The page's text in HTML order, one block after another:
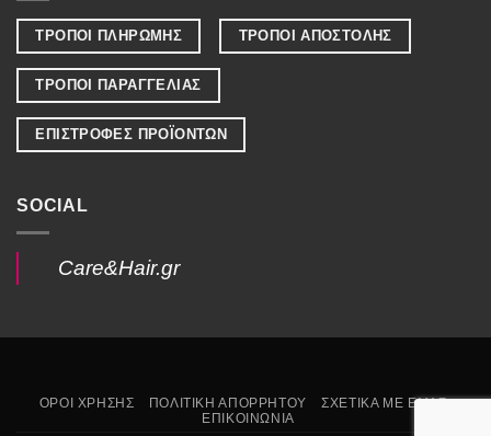
ΤΡΟΠΟΙ ΠΛΗΡΩΜΗΣ ΤΡΟΠΟΙ ΑΠΟΣΤΟΛΗΣ
ΤΡΟΠΟΙ ΠΑΡΑΓΓΕΛΙΑΣ
ΕΠΙΣΤΡΟΦΕΣ ΠΡΟΪΟΝΤΩΝ
SOCIAL
Care&Hair.gr
ΟΡΟΙ ΧΡΗΣΗΣ ΠΟΛΙΤΙΚΗ ΑΠΟΡΡΗΤΟΥ
ΣΧΕΤΙΚΑ ΜΕ ΕΜΑΣ
ΕΠΙΚΟΙΝΩΝΙΑ